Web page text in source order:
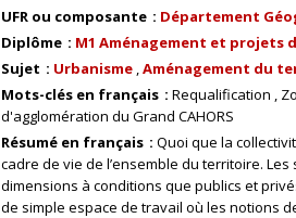
UFR ou composante
Département
Diplôme
M1 Aménagement et projets
Sujet
Urbanisme Aménagement du
Mots-clés en français
Requalification
d'agglomération du Grand CAHORS
Résumé en français
Quoi que la
cadre de vie de l’ensemble du territoire.
dimensions à conditions que publics et
de simple espace de travail où les notions